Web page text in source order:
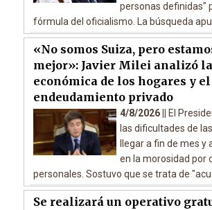
personas definidas"
fórmula del oficialismo. La búsqueda
«No somos Suiza, pero
mejor»: Javier Milei analizó
económica de los hogares y el
endeudamiento privado
4/8/2026 ||
El
las dificultades de
llegar a fin de mes y
en la morosidad por
personales. Sostuvo que se trata de
Se realizará un operativo